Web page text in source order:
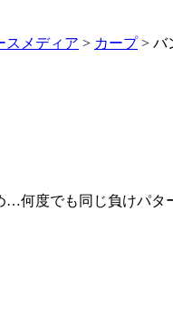
スメディア > カープ> バ
…何度でも同じ負けパ